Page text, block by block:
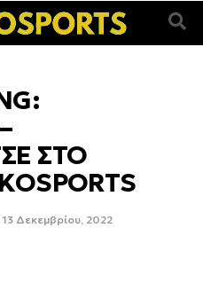
ΣΤΟ
13 Δεκεμβρίου, 2022